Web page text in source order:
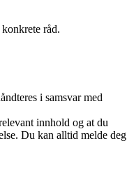
råd.
i samsvar med
innhold og at du
Du kan alltid melde deg